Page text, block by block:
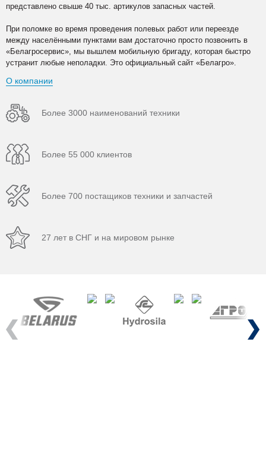
представлено свыше 40 тыс. артикулов запасных частей.
При поломке во время проведения полевых работ или переезде
между населёнными пунктами вам достаточно просто позвонить в
«Белагросервис», мы вышлем мобильную бригаду, которая быстро
устранит любые неполадки. Это официальный сайт «Белагро».
О компании
Более 3000 наименований техники
Более 55 000 клиентов
Более 700 постащиков техники и запчастей
27 лет в СНГ и на мировом рынке
Previous Next